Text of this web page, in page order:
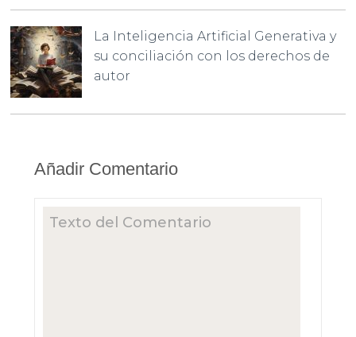
La Inteligencia Artificial Generativa y
su conciliación con los derechos de
autor
Añadir Comentario